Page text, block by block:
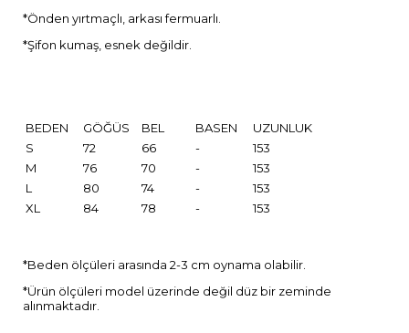
*Önden yırtmaçlı, arkası fermuarlı.
*Şifon kumaş, esnek değildir.
BEDEN GÖĞÜS BEL BASEN
UZUNLUK
S
72 66 -
153
M
76 70 -
153
L
80 74 -
153
XL
84 78 - 153
*Beden ölçüleri arasında 2-3 cm oynama olabilir.
*Ürün ölçüleri model üzerinde değil düz bir zeminde
alınmaktadır.